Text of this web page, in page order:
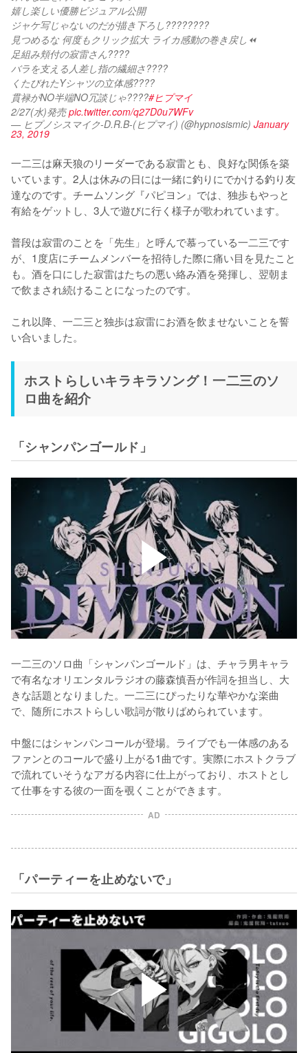
嬉し楽しい優勝ビジュアル公開
ジャケ写じゃないのだが描き下ろし????????
見つめるな 何度もクリック拡大 ライカ感動の巻き戻し⏪
足組み頬付の寂雷さん????
バラを支える人差し指の繊細さ????
くたびれたYシャツの立体感????
貫禄がNO半端NO冗談じゃ????#ヒプマイ
2/27(水)発売 pic.twitter.com/q27D0u7WFv
— ヒプノシスマイク-D.R.B-(ヒプマイ) (@hypnosismic) January
23, 2019
一二三は麻天狼のリーダーである寂雷とも、良好な関係を築
いています。2人は休みの日には一緒に釣りにでかける釣り友
達なのです。チームソング『パピヨン』では、独歩もやっと
有給をゲットし、3人で遊びに行く様子が歌われています。
普段は寂雷のことを「先生」と呼んで慕っている一二三です
が、1度店にチームメンバーを招待した際に痛い目を見たこと
も。酒を口にした寂雷はたちの悪い絡み酒を発揮し、翌朝ま
で飲まされ続けることになったのです。
これ以降、一二三と独歩は寂雷にお酒を飲ませないことを誓
い合いました。
ホストらしいキラキラソング！一二三のソ
ロ曲を紹介
「シャンパンゴールド」
一二三のソロ曲「シャンパンゴールド」は、チャラ男キャラ
で有名なオリエンタルラジオの藤森慎吾が作詞を担当し、大
きな話題となりました。一二三にぴったりな華やかな楽曲
で、随所にホストらしい歌詞が散りばめられています。
中盤にはシャンパンコールが登場。ライブでも一体感のある
ファンとのコールで盛り上がる1曲です。実際にホストクラブ
で流れていそうなアガる内容に仕上がっており、ホストとし
て仕事をする彼の一面を覗くことができます。
AD
「パーティーを止めないで」